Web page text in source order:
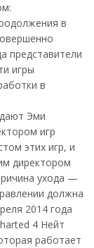
в
представители
игры
в
Эми
игр
этих игр, и
директором
ухода —
должна
2014 года
4 Нейт
работает